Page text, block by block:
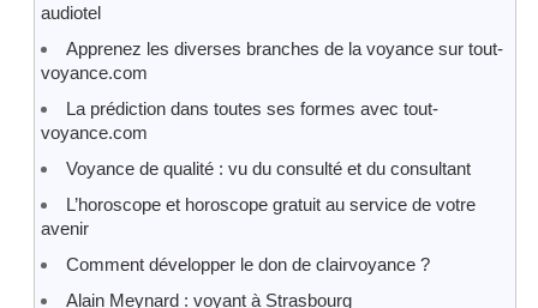
audiotel
Apprenez les diverses branches de la voyance sur tout-
voyance.com
La prédiction dans toutes ses formes avec tout-
voyance.com
Voyance de qualité : vu du consulté et du consultant
L’horoscope et horoscope gratuit au service de votre
avenir
Comment développer le don de clairvoyance ?
Alain Meynard : voyant à Strasbourg